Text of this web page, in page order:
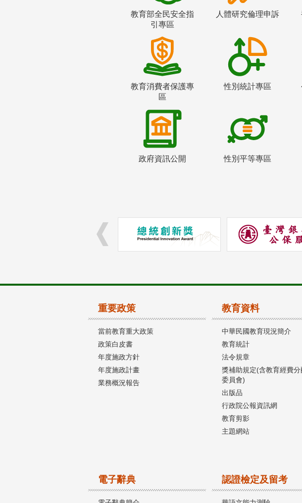
教育部全民安全指
引專區
人體研究倫理申訴
教育消費者保護專
區
性別統計專區
政府資訊公開 性別平等專區
重要政策
當前教育重大政策
政策白皮書
年度施政方針
年度施政計畫
業務概況報告
教育資料
中華民國教育現況簡介
教育統計
法令規章
獎補助規定(含教育經費分
委員會)
出版品
行政院公報資訊網
教育剪影
主題網站
電子辭典 認證檢定及留考